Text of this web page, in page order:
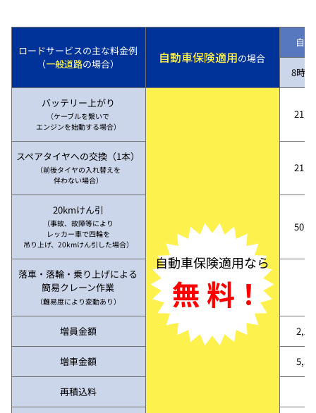
ロードサービスの主な料金例
（一般道路の場合） 自動車保険適用の場合
自
8時
バッテリー上がり
（ケーブルを繋いで
エンジンを始動する場合）
自動車保険適用なら
無 料！
スペアタイヤへの交換（1本）
（前後タイヤの入れ替えを
伴わない場合）
20kmけん引
（事故、故障等により
レッカー車で四輪を
吊り上げ、20kmけん引した場合）
落車・落輪・乗り上げによる
簡易クレーン作業
（難易度により変動あり）
増員金額
増車金額
再積込料